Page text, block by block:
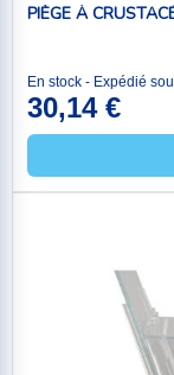
PIÈGE À
En stock - Expédié
30,14 €